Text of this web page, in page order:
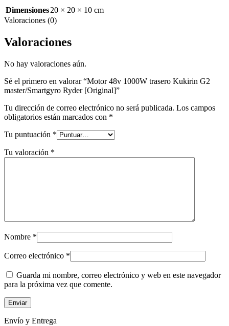
Dimensiones20 × 20 × 10 cm
Valoraciones (0)
Valoraciones
No hay valoraciones aún.
Sé el primero en valorar “Motor 48v 1000W trasero Kukirin G2
master/Smartgyro Ryder [Original]”
Tu dirección de correo electrónico no será publicada. Los campos
obligatorios están marcados con *
Tu puntuación *
Tu valoración *
Nombre *
Correo electrónico *
Guarda mi nombre, correo electrónico y web en este navegador
para la próxima vez que comente.
Envío y Entrega